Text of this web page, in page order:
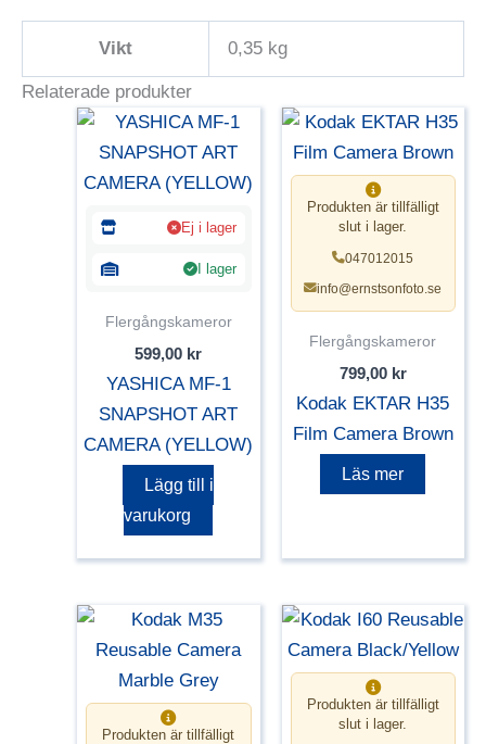
Vikt 0,35 kg
Relaterade produkter
Ej i lager
I lager
Flergångskameror
599,00 kr
YASHICA MF-1
SNAPSHOT ART
CAMERA (YELLOW)
Lägg till i
varukorg
Produkten är tillfälligt
slut i lager.
047012015
info@ernstsonfoto.se
Flergångskameror
799,00 kr
Kodak EKTAR H35
Film Camera Brown
Läs mer
Produkten är tillfälligt
Produkten är tillfälligt
slut i lager.